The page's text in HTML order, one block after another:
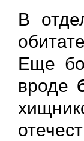
В
Еще
вроде